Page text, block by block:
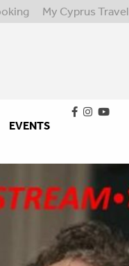
My Cyprus Travel
EVENTS